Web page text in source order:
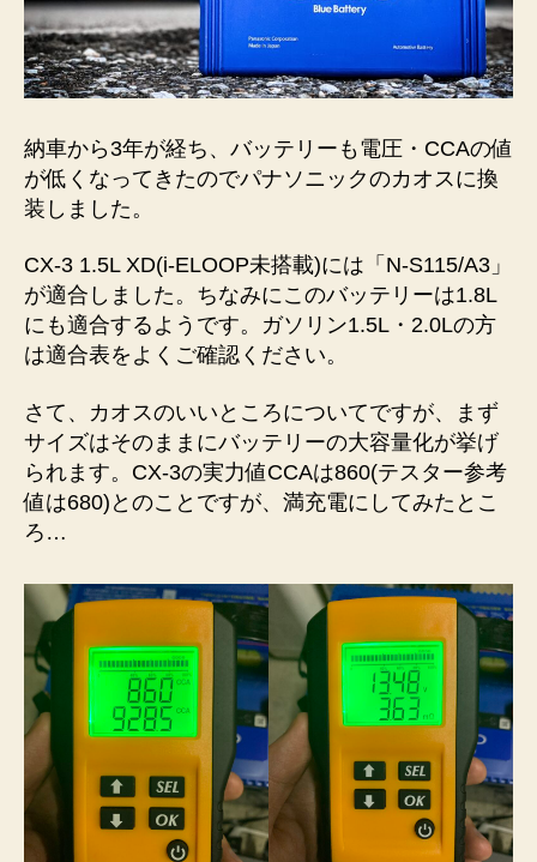
納車から3年が経ち、バッテリーも電圧・CCAの値
が低くなってきたのでパナソニックのカオスに換
装しました。
CX-3 1.5L XD(i-ELOOP未搭載)には「N-S115/A3」
が適合しました。ちなみにこのバッテリーは1.8L
にも適合するようです。ガソリン1.5L・2.0Lの方
は適合表をよくご確認ください。
さて、カオスのいいところについてですが、まず
サイズはそのままにバッテリーの大容量化が挙げ
られます。CX-3の実力値CCAは860(テスター参考
値は680)とのことですが、満充電にしてみたとこ
ろ…